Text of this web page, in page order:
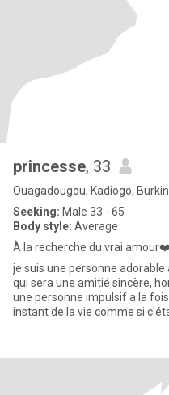
princesse, 33
Ouagadougou, Kadiogo,
Seeking: Male 33 - 65
Body style: Average
À la recherche du vrai
je suis une personne
qui sera une amitié sincère,
une personne impulsif a la
instant de la vie comme si